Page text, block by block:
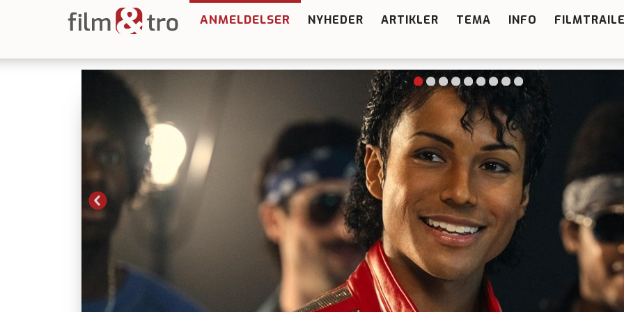
ANMELDELSER NYHEDER ARTIKLER TEMA INFO